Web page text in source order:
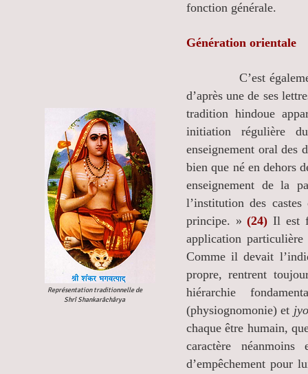
fonction générale.
Génération orientale
C’est également
d’après une de ses
tradition hindoue
initiation régulière
enseignement oral des
bien que né en dehors
enseignement de la
l’institution des
principe. »(24) Il est
application
Comme il devait
propre, rentrent
hiérarchie
(physiognomonie) et
chaque être humain,
caractère
d’empêchement pour
Représentation traditionnelle de
Shrî Shankarâchârya